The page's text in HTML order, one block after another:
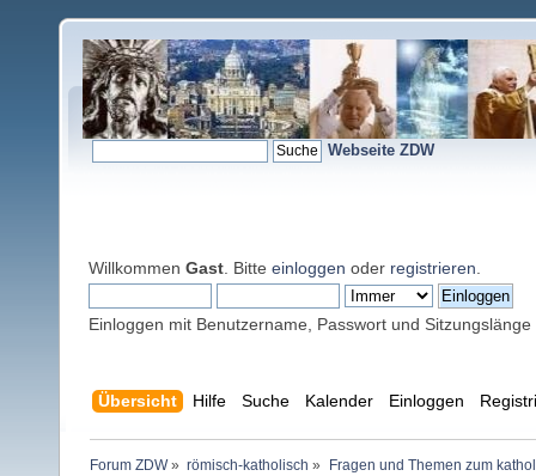
Webseite ZDW
Willkommen Gast . Bitte einloggen oder registrieren
Einloggen mit Benutzername, Passwort und Sitzungslänge
Übersicht Hilfe Suche Kalender Einloggen
Forum ZDW» römisch-katholisch » Fragen und Themen zum